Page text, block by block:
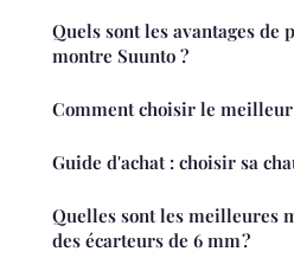
Quels sont les avantages de
montre Suunto ?
Comment choisir le meilleur
Guide d'achat : choisir sa
Quelles sont les meilleures
des écarteurs de 6 mm ?